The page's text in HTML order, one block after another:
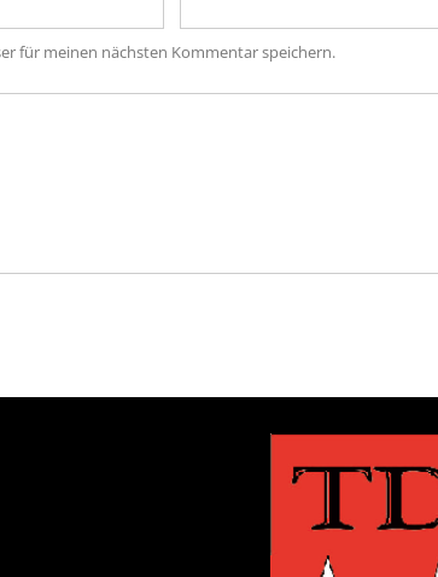
für meinen nächsten Kommentar speichern.